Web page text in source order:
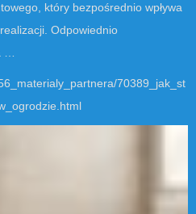
który bezpośrednio wpływa
Odpowiednio
…
70389_jak_st